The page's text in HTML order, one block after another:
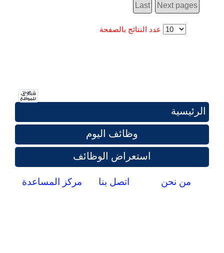
Next pages
Last
عدد النتائج بالصفحة
الرئيسية
وظائف اليوم
استعراض الوظائف
من نحن اتصل بنا مركز المساعدة